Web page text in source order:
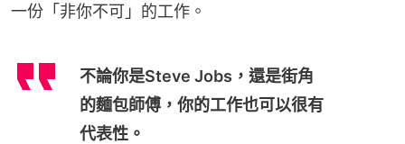
一份「非你不可」的工作。
不論你是Steve Jobs，還是街角
的麵包師傅，你的工作也可以很有
代表性。